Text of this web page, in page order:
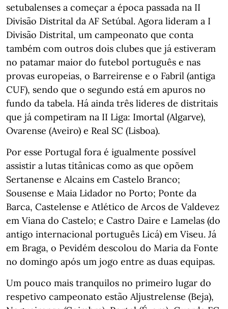
setubalenses a começar a época passada na II
Divisão Distrital da AF Setúbal. Agora lideram a I
Divisão Distrital, um campeonato que conta
também com outros dois clubes que já estiveram
no patamar maior do futebol português e nas
provas europeias, o Barreirense e o Fabril (antiga
CUF), sendo que o segundo está em apuros no
fundo da tabela. Há ainda três lideres de distritais
que já competiram na II Liga: Imortal (Algarve),
Ovarense (Aveiro) e Real SC (Lisboa).
Por esse Portugal fora é igualmente possível
assistir a lutas titânicas como as que opõem
Sertanense e Alcains em Castelo Branco;
Sousense e Maia Lidador no Porto; Ponte da
Barca, Castelense e Atlético de Arcos de Valdevez
em Viana do Castelo; e Castro Daire e Lamelas (do
antigo internacional português Licá) em Viseu. Já
em Braga, o Pevidém descolou do Maria da Fonte
no domingo após um jogo entre as duas equipas.
Um pouco mais tranquilos no primeiro lugar do
respetivo campeonato estão Aljustrelense (Beja),